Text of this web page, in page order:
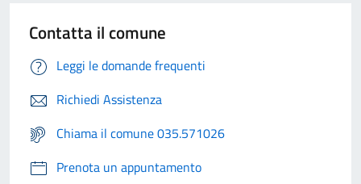
Contatta il comune
Leggi le domande frequenti
Richiedi Assistenza
Chiama il comune 035.571026
Prenota un appuntamento